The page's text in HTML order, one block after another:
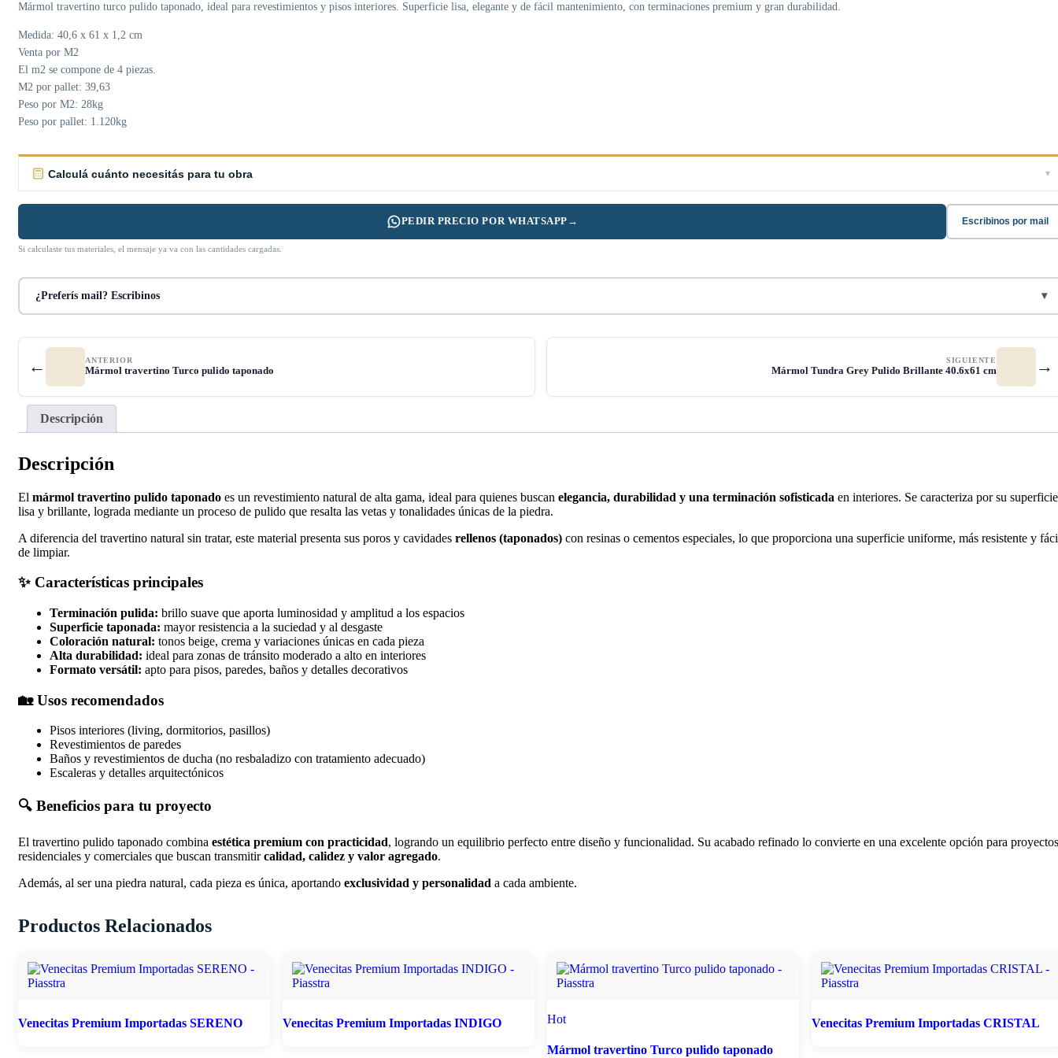
Mármol travertino turco pulido taponado, ideal para revestimientos y pisos interiores. Superficie lisa, elegante y de fácil mantenimiento, con terminaciones premium y gran durabilidad.
Medida: 40,6 x 61 x 1,2 cm
Venta por M2
El m2 se compone de 4 piezas.
M2 por pallet: 39,63
Peso por M2: 28kg
Peso por pallet: 1.120kg
¿Preferís mail? Escribinos ▾
Calculá cuánto necesitás para tu obra ▾
PEDIR PRECIO POR WHATSAPP → Escribinos por mail
Si calculaste tus materiales, el mensaje ya va con las cantidades cargadas.
← ANTERIOR
Mármol travertino Turco pulido taponado
SIGUIENTE
Mármol Tundra Grey Pulido Brillante 40.6x61 cm →
Descripción
Descripción
El mármol travertino pulido taponado es un revestimiento natural de alta gama, ideal para quienes buscan elegancia, durabilidad y una terminación sofisticada en interiores. Se caracteriza por su superficie
lisa y brillante, lograda mediante un proceso de pulido que resalta las vetas y tonalidades únicas de la piedra.
A diferencia del travertino natural sin tratar, este material presenta sus poros y cavidades rellenos (taponados) con resinas o cementos especiales, lo que proporciona una superficie uniforme, más resistente y
de limpiar.
✨ Características principales
Terminación pulida: brillo suave que aporta luminosidad y amplitud a los espacios
Superficie taponada: mayor resistencia a la suciedad y al desgaste
Coloración natural: tonos beige, crema y variaciones únicas en cada pieza
Alta durabilidad: ideal para zonas de tránsito moderado a alto en interiores
Formato versátil: apto para pisos, paredes, baños y detalles decorativos
🏡 Usos recomendados
Pisos interiores (living, dormitorios, pasillos)
Revestimientos de paredes
Baños y revestimientos de ducha (no resbaladizo con tratamiento adecuado)
Escaleras y detalles arquitectónicos
🔍 Beneficios para tu proyecto
El travertino pulido taponado combina estética premium con practicidad, logrando un equilibrio perfecto entre diseño y funcionalidad. Su acabado refinado lo convierte en una excelente opción para proyectos
residenciales y comerciales que buscan transmitircalidad, calidez y valor agregado.
Además, al ser una piedra natural, cada pieza es única, aportando exclusividad y personalidad a cada ambiente.
Productos Relacionados
Venecitas Premium Importadas SERENO Venecitas Premium Importadas INDIGO Hot
Mármol travertino Turco pulido taponado
Venecitas Premium Importadas CRISTAL